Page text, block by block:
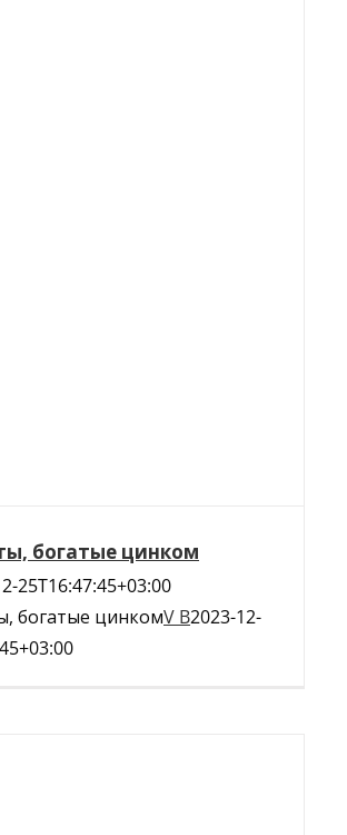
богатые цинком
25T16:47:45+03:00
богатые цинкомV B2023-12-